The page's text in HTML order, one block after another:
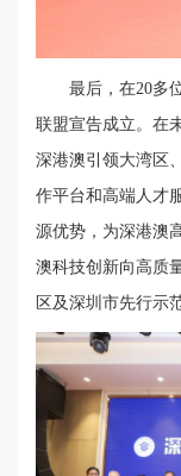
最后，在20多
联盟宣告成立。在
深港澳引领大湾区
作平台和高端人才
源优势，为深港澳
澳科技创新向高质
区及深圳市先行示